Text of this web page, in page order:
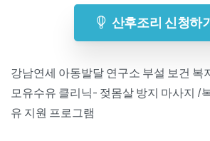
산후조리 신청하
강남연세 아동발달 연구소 부설 보건 복
모유수유 클리닉- 젖몸살 방지 마사지 /
유 지원 프로그램